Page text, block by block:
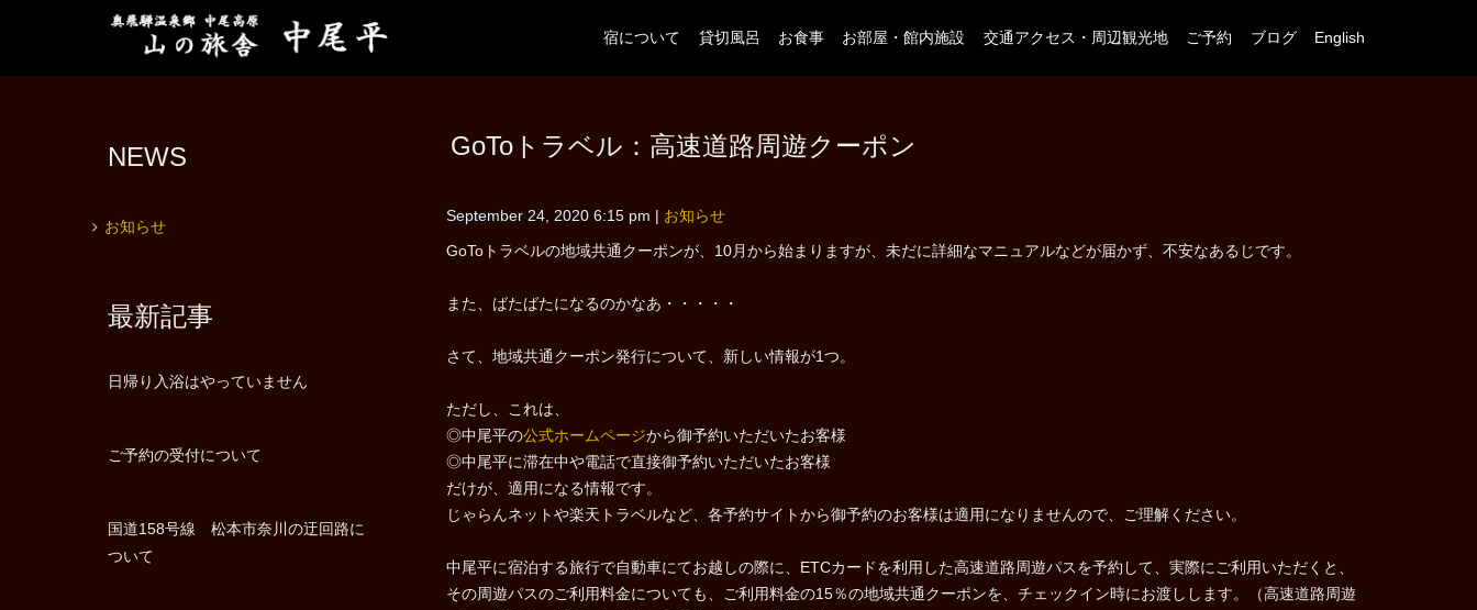
宿について 貸切風呂 お食事 お部屋・館内施設 交通アクセス・周辺観光地 ご予約 ブログ English
GoToトラベル：高速道路周遊クーポン
September 24, 2020 6:15 pm お知らせ
GoToトラベルの地域共通クーポンが、10月から始まりますが、未だに詳細なマニュアルなどが届かず、不安なあるじです。
また、ばたばたになるのかなあ・・・・・
さて、地域共通クーポン発行について、新しい情報が1つ。
ただし、これは、
◎中尾平の公式ホームページから御予約いただいたお客様
◎中尾平に滞在中や電話で直接御予約いただいたお客様
だけが、適用になる情報です。
じゃらんネットや楽天トラベルなど、各予約サイトから御予約のお客様は適用になりませんので、ご理解ください。
中尾平に宿泊する旅行で自動車にてお越しの際に、ETCカードを利用した高速道路周遊パスを予約して、実際にご利用いただくと、
その周遊パスのご利用料金についても、ご利用料金の15％の地域共通クーポンを、チェックイン時にお渡しします。（高速道路周遊
NEWS
お知らせ
最新記事
日帰り入浴はやっていません
ご予約の受付について
国道158号線 松本市奈川の迂回路に
ついて